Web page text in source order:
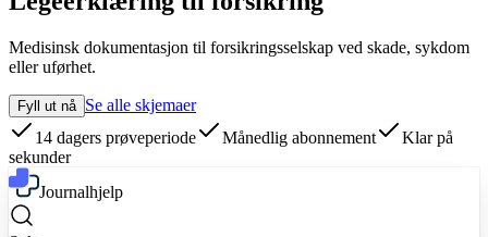
Medisinsk dokumentasjon til forsikringsselskap ved skade, sykdom
eller uførhet.
Fyll ut nå Se alle skjemaer
14 dagers prøveperiode
Månedlig abonnement
Klar på
sekunder
Journalhjelp